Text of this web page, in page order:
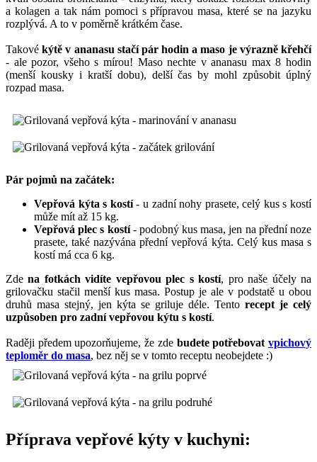
a kolagen a tak nám pomoci s přípravou masa, které se na jazyku
rozplývá. A to v poměrně krátkém čase.
Takovékýtě v ananasu stačí pár hodin a maso je výrazně křehčí
- ale pozor, všeho s mírou! Maso nechte v ananasu max 8 hodin
(menší kousky i kratší dobu), delší čas by mohl způsobit úplný
rozpad masa.
Pár pojmů na začátek:
Vepřová kýta s kostí- u zadní nohy prasete, celý kus s kostí
může mít až 15 kg.
Vepřová plec s kostí- podobný kus masa, jen na přední noze
prasete, také nazývána přední vepřová kýta. Celý kus masa s
kostí má cca 6 kg.
Zdena fotkách vidíte vepřovou plec s kostí, pro naše účely na
grilovačku stačil menší kus masa. Postup je ale v podstatě u obou
druhů masa stejný, jen kýta se griluje déle. Tento recept je celý
uzpůsoben pro zadní vepřovou kýtu s kostí.
Raději předem upozorňujeme, že zde budete potřebovatvpichový
teploměr do masa, bez něj se v tomto receptu neobejdete :)
Příprava vepřové kýty v kuchyni: